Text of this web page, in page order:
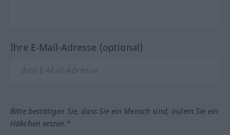
Ihre E-Mail-Adresse (optional)
Bitte bestätigen Sie, dass Sie ein Mensch sind, indem Sie ein
Häkchen setzen.*